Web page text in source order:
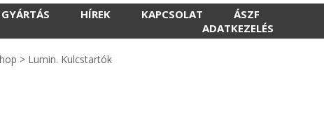
HÍREK KAPCSOLAT
ÁSZF
ADATKEZELÉS
> Lumin. Kulcstartók